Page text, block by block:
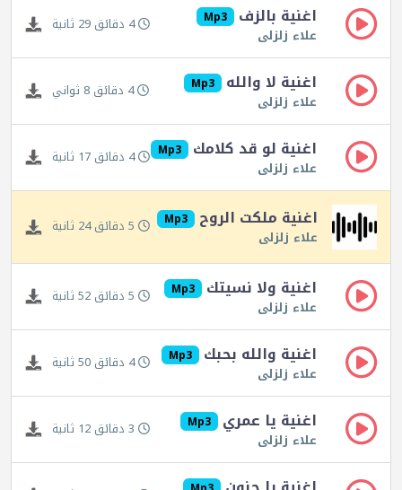
اغنية بالزف Mp3
علاء زلزلى 4 دقائق 29 ثانية
اغنية لا والله Mp3
علاء زلزلى 4 دقائق 8 ثواني
اغنية لو قد كلامك Mp3
علاء زلزلى 4 دقائق 17 ثانية
اغنية ملكت الروح Mp3
علاء زلزلى 5 دقائق 24 ثانية
اغنية ولا نسيتك Mp3
علاء زلزلى 5 دقائق 52 ثانية
اغنية والله بحبك Mp3
علاء زلزلى 4 دقائق 50 ثانية
اغنية يا عمري Mp3
علاء زلزلى 3 دقائق 12 ثانية